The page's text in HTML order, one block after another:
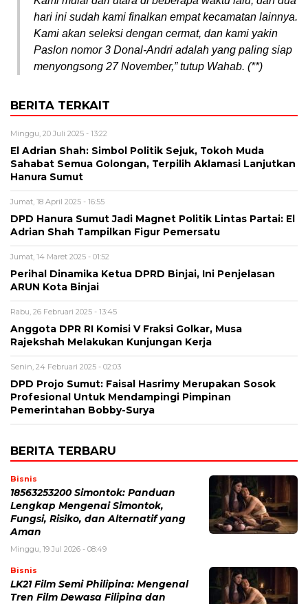
hari ini sudah kami finalkan empat kecamatan lainnya.
Kami akan seleksi dengan cermat, dan kami yakin
Paslon nomor 3 Donal-Andri adalah yang paling siap
menyongsong 27 November,” tutup Wahab. (**)
BERITA TERKAIT
Minggu, 20 Juli 2025 - 13:22
El Adrian Shah: Simbol Politik Sejuk, Tokoh Muda
Sahabat Semua Golongan, Terpilih Aklamasi Lanjutkan
Hanura Sumut
Jumat, 18 April 2025 - 16:55
DPD Hanura Sumut Jadi Magnet Politik Lintas Partai: El
Adrian Shah Tampilkan Figur Pemersatu
Jumat, 14 Maret 2025 - 01:52
Perihal Dinamika Ketua DPRD Binjai, Ini Penjelasan
ARUN Kota Binjai
Rabu, 26 Februari 2025 - 13:45
Anggota DPR RI Komisi V Fraksi Golkar, Musa
Rajekshah Melakukan Kunjungan Kerja
Senin, 24 Februari 2025 - 02:03
DPD Projo Sumut: Faisal Hasrimy Merupakan Sosok
Profesional Untuk Mendampingi Pimpinan
Pemerintahan Bobby-Surya
BERITA TERBARU
Bisnis
18563253200 Simontok: Panduan
Lengkap Mengenai Simontok,
Fungsi, Risiko, dan Alternatif yang
Aman
Minggu, 19 Jul 2026 - 08:49
Bisnis
LK21 Film Semi Philipina: Mengenal
Tren Film Dewasa Filipina dan